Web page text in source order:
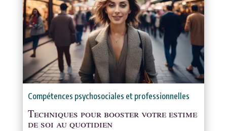
Compétences psychosociales et professionnelles
Techniques pour booster votre estime
de soi au quotidien